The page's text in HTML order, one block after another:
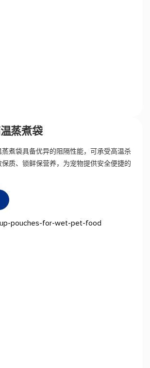
蒸煮袋
煮袋具备优异的阻隔性能，可承受高温杀
质、锁鲜保营养，为宠物提供安全便捷的